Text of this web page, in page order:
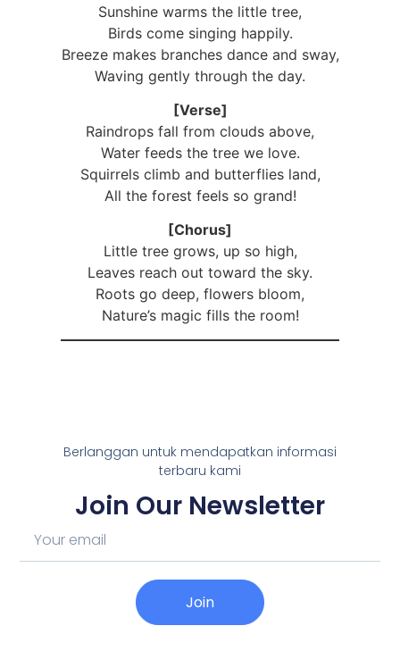
Sunshine warms the little tree,
Birds come singing happily.
Breeze makes branches dance and sway,
Waving gently through the day.
[Verse]
Raindrops fall from clouds above,
Water feeds the tree we love.
Squirrels climb and butterflies land,
All the forest feels so grand!
[Chorus]
Little tree grows, up so high,
Leaves reach out toward the sky.
Roots go deep, flowers bloom,
Nature’s magic fills the room!
Berlanggan untuk mendapatkan informasi
terbaru kami
Join Our Newsletter
Join